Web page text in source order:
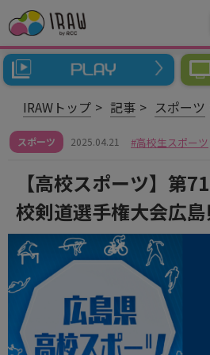
IRAWトップ 記事 スポーツ
スポーツ 2025.04.21 高校生スポーツ
【高校スポーツ】第
校剣道選手権大会広